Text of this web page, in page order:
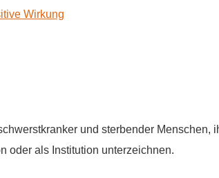
Wirkung
und sterbender Menschen,
oder als Institution unterzeichnen.